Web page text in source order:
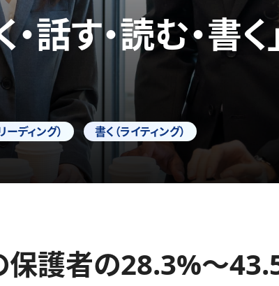
・話す・読む・書く
ーディング） 書く（ライティング）
保護者の28.3%～